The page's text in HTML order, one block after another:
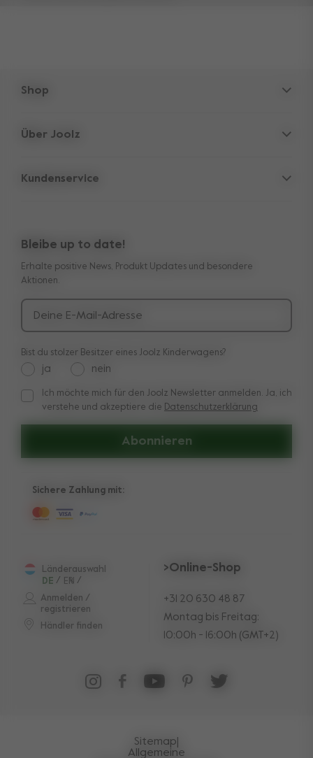
Shop
Zubehör
Ersatzteile
Über Joolz
Firmeninformation
Shop the look
Presse & Kooperationen
Kundenservice
Handbücher
Lieferung & Zahlung
Bleibe up to date!
Erhalte positive News, Produkt Updates und besondere
Aktionen.
Deine E-Mail-Adresse
Abonnieren
Bist du stolzer Besitzer eines Joolz Kinderwagens?
ja nein
Ich möchte mich für den Joolz Newsletter anmelden. Ja, ich
Ich möchte mich für den Joolz Newsletter anmelden. Ja, ich
verstehe und akzeptiere die Datenschutzerklärung
Anmelden /
registrieren
Händler finden
Länderauswahl
EN
/ FR /
DE
>Online-Shop
+31 20 630 48 87
Montag bis Freitag:
10:00h - 16:00h (GMT+2)
Sichere Zahlung mit:
Sitemap
Allgemeine